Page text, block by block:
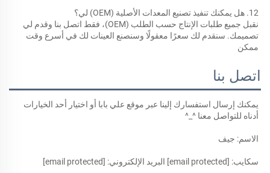
12. هل يمكنك تنفيذ تصنيع المعدات الأصلية (OEM) لي؟
ممكن
اتصل بنا
أدناه للتواصل معنا ^_^
الاسم: جيف
سكايب: [email protected] البريد الإلكتروني: [email protected]